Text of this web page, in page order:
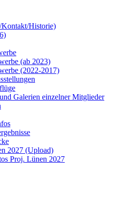
Historie)
(ab 2023)
(2022-2017)
Galerien einzelner Mitglieder
2027 (Upload)
Proj. Lünen 2027